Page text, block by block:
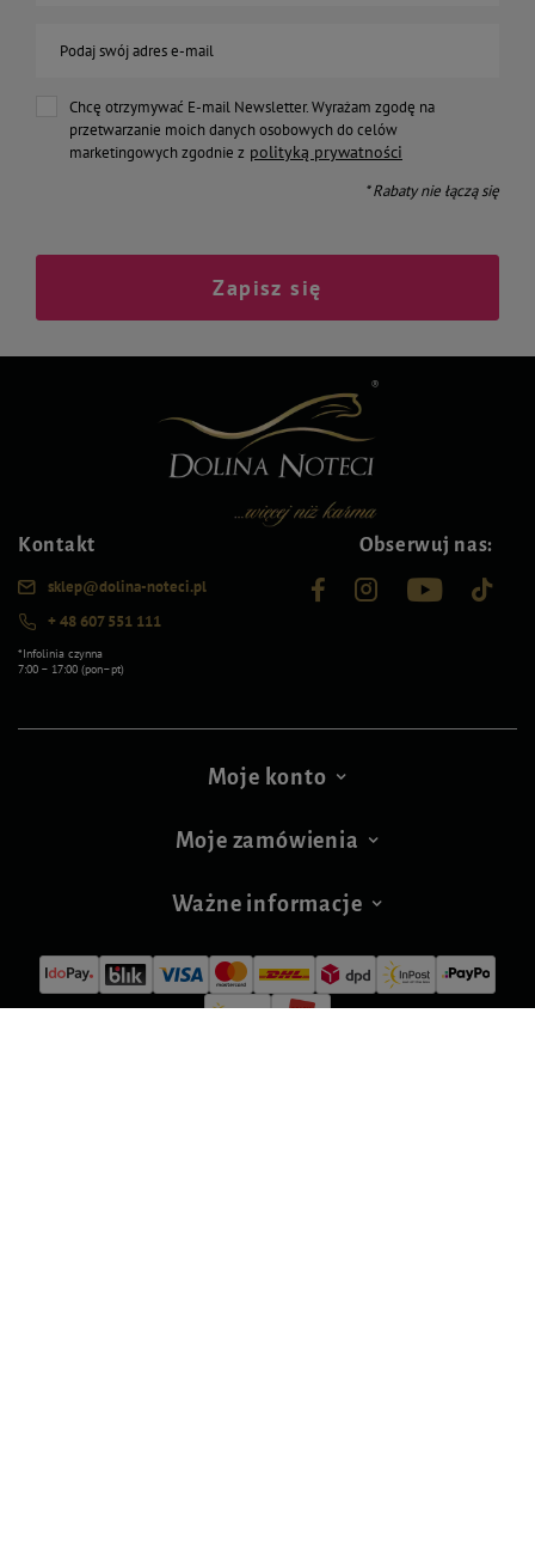
Podaj swój adres e-mail
Chcę otrzymywać E-mail Newsletter. Wyrażam zgodę na
przetwarzanie moich danych osobowych do celów
marketingowych zgodnie z polityką prywatności
* Rabaty nie łączą się
Zapisz się
Kontakt
sklep@dolina-noteci.pl
+ 48 607 551 111
*Infolinia czynna
7:00 – 17:00 (pon–pt)
Obserwuj nas:
Moje konto
Moje zamówienia
Ważne informacje